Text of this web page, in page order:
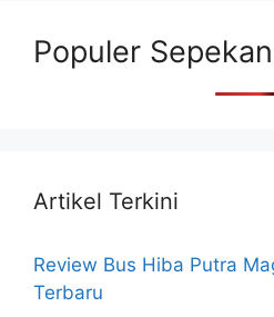
Populer Sepekan
Artikel Terkini
Review Bus Hiba Putra
Terbaru